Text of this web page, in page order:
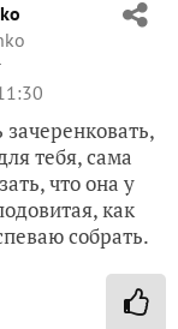
тебя, сама
что она у
как
собрать.